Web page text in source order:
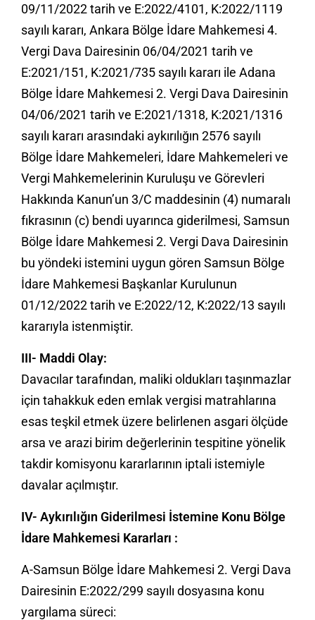
09/11/2022 tarih ve E:2022/4101, K:2022/1119
sayılı kararı, Ankara Bölge İdare Mahkemesi 4.
Vergi Dava Dairesinin 06/04/2021 tarih ve
E:2021/151, K:2021/735 sayılı kararı ile Adana
Bölge İdare Mahkemesi 2. Vergi Dava Dairesinin
04/06/2021 tarih ve E:2021/1318, K:2021/1316
sayılı kararı arasındaki aykırılığın 2576 sayılı
Bölge İdare Mahkemeleri, İdare Mahkemeleri ve
Vergi Mahkemelerinin Kuruluşu ve Görevleri
Hakkında Kanun’un 3/C maddesinin (4) numaralı
fıkrasının (c) bendi uyarınca giderilmesi, Samsun
Bölge İdare Mahkemesi 2. Vergi Dava Dairesinin
bu yöndeki istemini uygun gören Samsun Bölge
İdare Mahkemesi Başkanlar Kurulunun
01/12/2022 tarih ve E:2022/12, K:2022/13 sayılı
kararıyla istenmiştir.
III- Maddi Olay:
Davacılar tarafından, maliki oldukları taşınmazlar
için tahakkuk eden emlak vergisi matrahlarına
esas teşkil etmek üzere belirlenen asgari ölçüde
arsa ve arazi birim değerlerinin tespitine yönelik
takdir komisyonu kararlarının iptali istemiyle
davalar açılmıştır.
IV- Aykırılığın Giderilmesi İstemine Konu Bölge
İdare Mahkemesi Kararları :
A-Samsun Bölge İdare Mahkemesi 2. Vergi Dava
Dairesinin E:2022/299 sayılı dosyasına konu
yargılama süreci: